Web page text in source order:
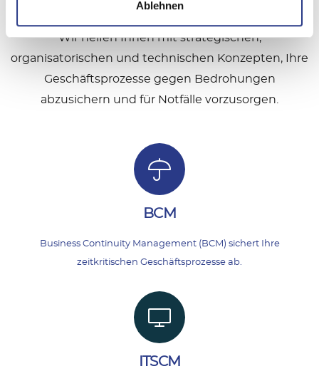
Ablehnen
Wir helfen Ihnen mit strategischen,
organisatorischen und technischen Konzepten, Ihre
Geschäftsprozesse gegen Bedrohungen
abzusichern und für Notfälle vorzusorgen.
BCM
Business Continuity Management (BCM) sichert Ihre
zeitkritischen Geschäftsprozesse ab.
ITSCM